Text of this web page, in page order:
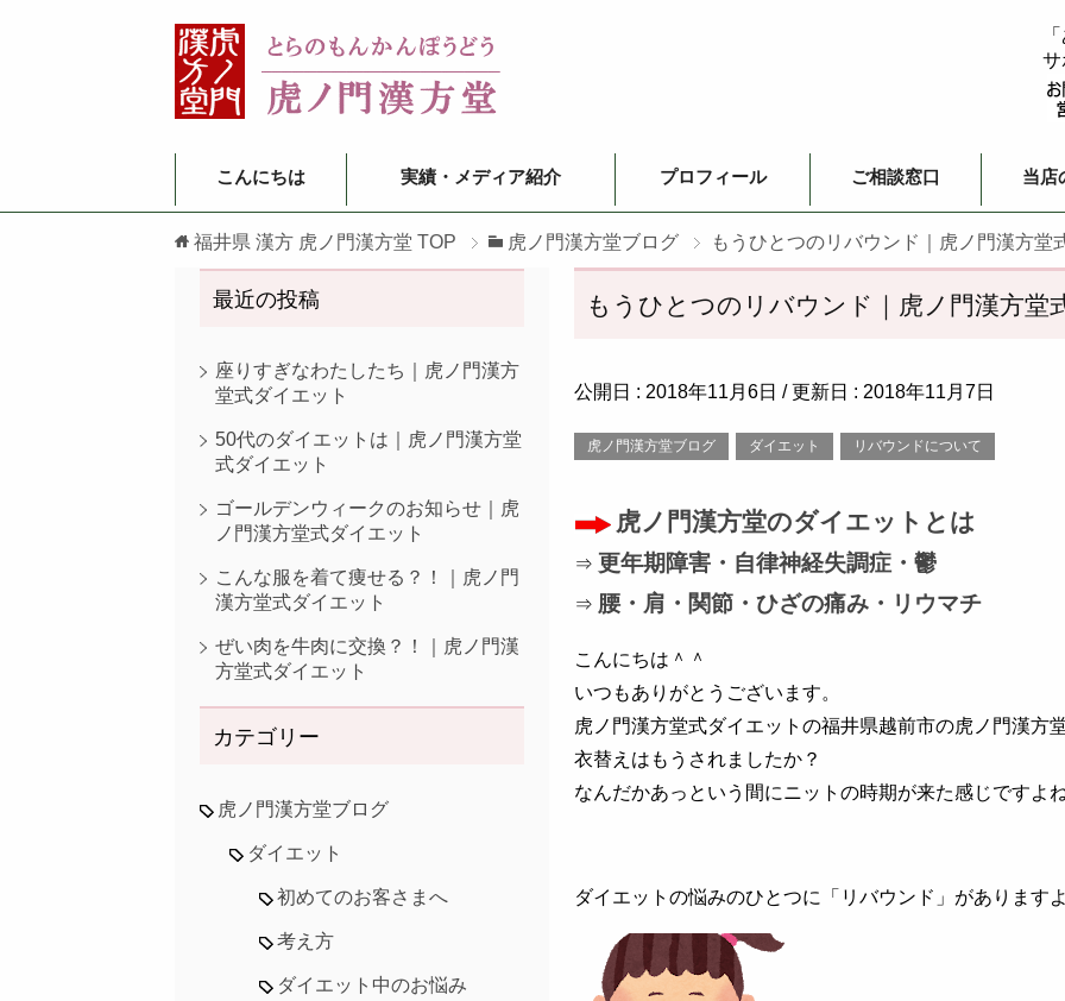
サ
こんにちは 実績・メディア紹介 プロフィール ご相談窓口 当店
福井県 漢方 虎ノ門漢方堂 TOP 虎ノ門漢方堂ブログ もうひとつのリバウンド｜虎ノ門漢方堂
もうひとつのリバウンド｜虎ノ門漢方堂
公開日 : 2018年11月6日 / 更新日 : 2018年11月7日
虎ノ門漢方堂ブログ ダイエット リバウンドについて
虎ノ門漢方堂のダイエットとは
⇒ 更年期障害・自律神経失調症・鬱
⇒ 腰・肩・関節・ひざの痛み・リウマチ
こんにちは＾＾
いつもありがとうございます。
虎ノ門漢方堂式ダイエットの福井県越前市の虎ノ門漢方堂
衣替えはもうされましたか？
なんだかあっという間にニットの時期が来た感じですよ
ダイエットの悩みのひとつに「リバウンド」がありますよ
最近の投稿
座りすぎなわたしたち｜虎ノ門漢方
堂式ダイエット
50代のダイエットは｜虎ノ門漢方堂
式ダイエット
ゴールデンウィークのお知らせ｜虎
ノ門漢方堂式ダイエット
こんな服を着て痩せる？！｜虎ノ門
漢方堂式ダイエット
ぜい肉を牛肉に交換？！｜虎ノ門漢
方堂式ダイエット
カテゴリー
虎ノ門漢方堂ブログ
ダイエット
初めてのお客さまへ
考え方
ダイエット中のお悩み